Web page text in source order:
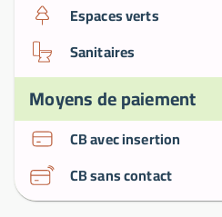
Espaces verts
Sanitaires
Moyens de paiement
CB avec insertion
CB sans contact